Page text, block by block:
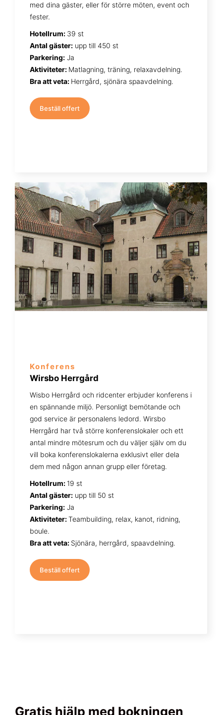
med dina gäster, eller för större möten, event och
fester.
Hotellrum: 39 st
Antal gäster: upp till 450 st
Parkering: Ja
Aktiviteter: Matlagning, träning, relaxavdelning.
Bra att veta: Herrgård, sjönära spaavdelning.
Beställ offert
Konferens
Wirsbo Herrgård
Wisbo Herrgård och ridcenter erbjuder konferens i
en spännande miljö. Personligt bemötande och
god service är personalens ledord. Wirsbo
Herrgård har två större konferenslokaler och ett
antal mindre mötesrum och du väljer själv om du
vill boka konferenslokalerna exklusivt eller dela
dem med någon annan grupp eller företag.
Hotellrum: 19 st
Antal gäster: upp till 50 st
Parkering: Ja
Aktiviteter:Teambuilding, relax, kanot, ridning,
boule.
Bra att veta: Sjönära, herrgård, spaavdelning.
Beställ offert
Gratis hjälp med bokningen